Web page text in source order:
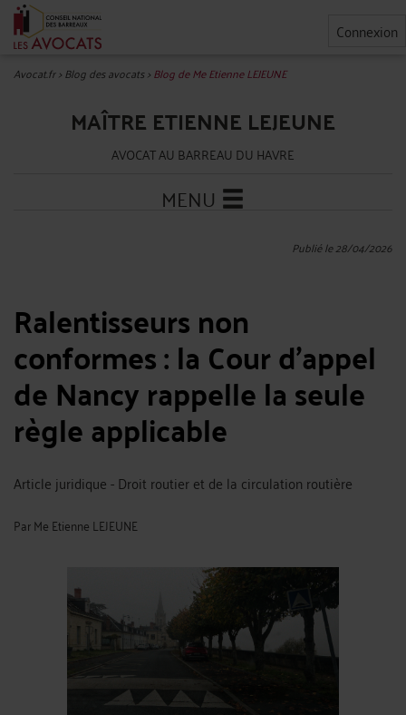
Connexion
Avocat.fr>Blog des avocats>Blog de Me Etienne LEJEUNE
MAÎTRE ETIENNE LEJEUNE
AVOCAT AU BARREAU DU HAVRE
MENU
Publié le 28/04/2026
Ralentisseurs non
conformes : la Cour d’appel
de Nancy rappelle la seule
règle applicable
Article juridique - Droit routier et de la circulation routière
ParMe Etienne LEJEUNE